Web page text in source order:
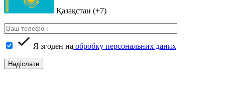
Қазақстан (+7)
Я згоден на обробку персональних даних